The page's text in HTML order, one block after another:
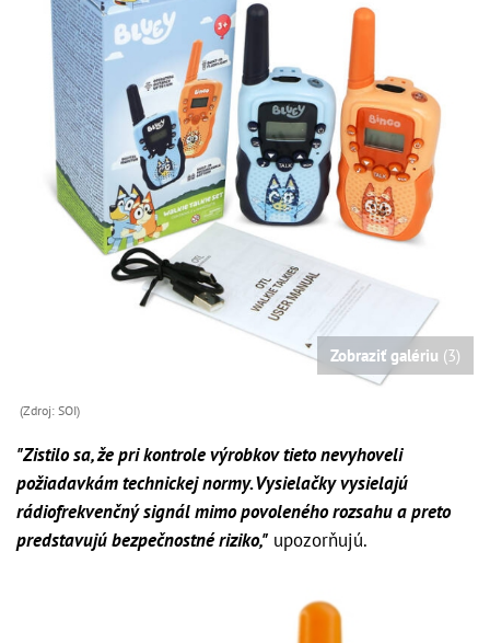
Zobraziť galériu (3)
(Zdroj: SOI)
"Zistilo sa, že pri kontrole výrobkov tieto nevyhoveli
požiadavkám technickej normy. Vysielačky vysielajú
rádiofrekvenčný signál mimo povoleného rozsahu a preto
predstavujú bezpečnostné riziko," upozorňujú.